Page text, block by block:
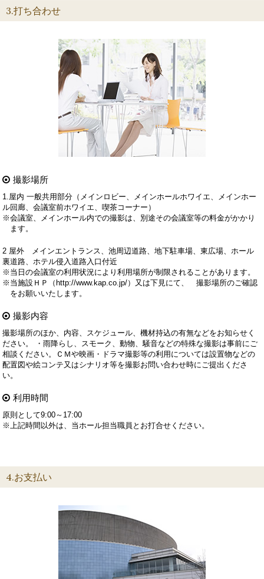
3.打ち合わせ
撮影場所
1.屋内 一般共用部分（メインロビー、メインホールホワイエ、メインホー
ル回廊、会議室前ホワイエ、喫茶コーナー）
※会議室、メインホール内での撮影は、別途その会議室等の料金がかかり
ます。
2 屋外 メインエントランス、池周辺道路、地下駐車場、東広場、ホール
裏道路、ホテル侵入道路入口付近
※当日の会議室の利用状況により利用場所が制限されることがあります。
※当施設ＨＰ（http://www.kap.co.jp/）又は下見にて、 撮影場所のご確認
をお願いいたします。
撮影内容
撮影場所のほか、内容、スケジュール、機材持込の有無などをお知らせく
ださい。 ・雨降らし、スモーク、動物、騒音などの特殊な撮影は事前にご
相談ください。ＣＭや映画・ドラマ撮影等の利用については設置物などの
配置図や絵コンテ又はシナリオ等を撮影お問い合わせ時にご提出くださ
い。
利用時間
原則として9:00～17:00
※上記時間以外は、当ホール担当職員とお打合せください。
4.お支払い